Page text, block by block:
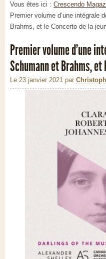
Vous êtes ici : Crescendo
Premier volume d’une intégrale
Brahms, et le Concerto de la
Premier volume d’une
Schumann et Brahms,
Le 23 janvier 2021 par